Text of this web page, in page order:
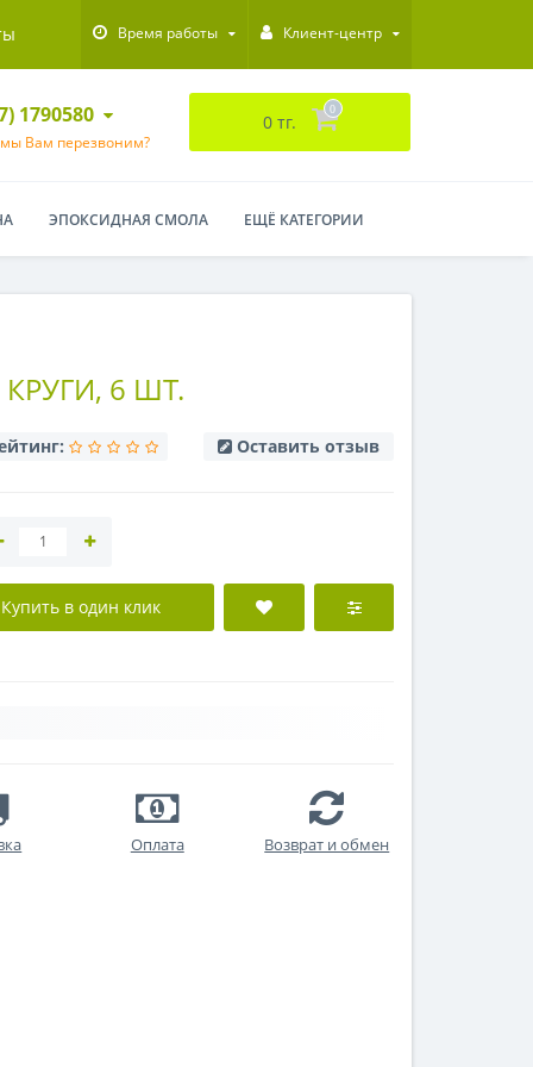
Время работы Клиент-центр
1790580
Вам перезвоним?
0 тг.
0
ЭПОКСИДНАЯ СМОЛА ЕЩЁ КАТЕГОРИИ
КРУГИ, 6 ШТ.
Оставить отзыв
Купить в один клик
Оплата Возврат и обмен